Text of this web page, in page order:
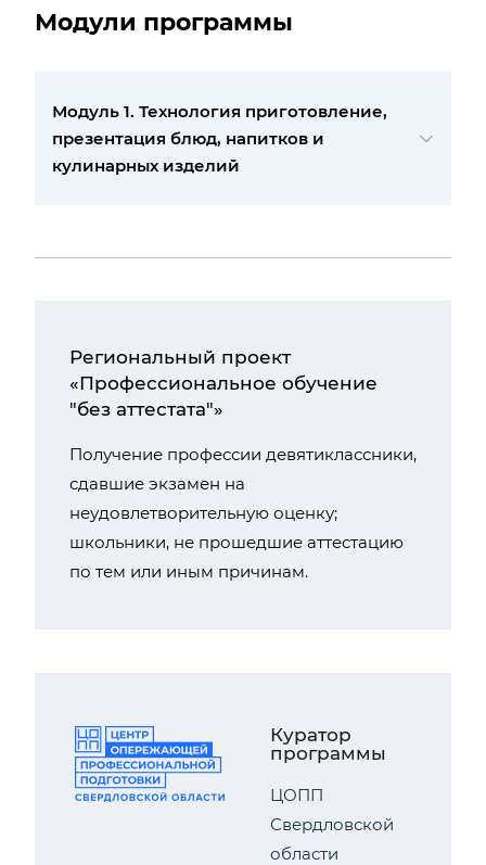
Модули программы
Модуль 1. Технология приготовление,
презентация блюд, напитков и
кулинарных изделий
Региональный проект
«Профессиональное обучение
"без аттестата"»
Получение профессии девятиклассники,
сдавшие экзамен на
неудовлетворительную оценку;
школьники, не прошедшие аттестацию
по тем или иным причинам.
Куратор
программы
ЦОПП
Свердловской
области